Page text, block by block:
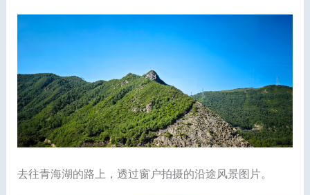
去往青海湖的路上，透过窗户拍摄的沿途风景图片。